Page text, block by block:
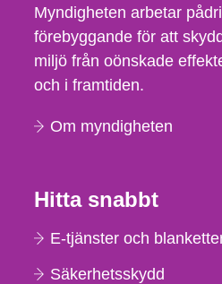
Myndigheten arbetar
förebyggande för att
miljö från oönskade
och i framtiden.
Om myndigheten
Hitta snabbt
E-tjänster och
Säkerhetsskydd